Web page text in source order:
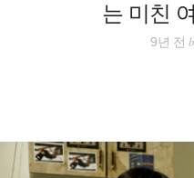
는 미친
9년 전
해외여행